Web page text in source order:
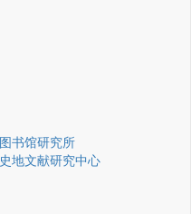
书馆研究所
地文献研究中心